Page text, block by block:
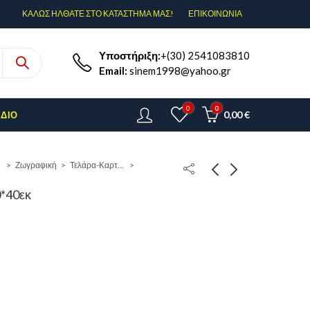
ΚΑΛΩΣ ΗΛΘΑΤΕ ΣΤΟ ΚΑΤΑΣΤΗΜΑ ΜΑΣ! ΕΠΙΚΟΙΝΩΝΊΑ
Υποστήριξη:+(30) 2541083810
Email: sinem1998@yahoo.gr
0 0
0,00€
Ζωγραφική
Τελάρα-Καρτολίνα